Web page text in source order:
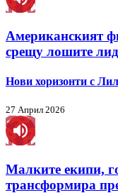
Американският
срещу лошите
Нови хоризонти с
27 Април 2026
Малките екипи,
трансформира